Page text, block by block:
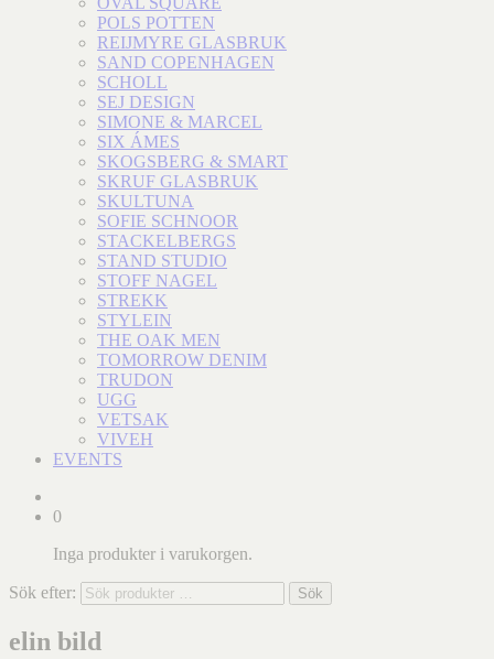
POLS POTTEN
REIJMYRE GLASBRUK
SAND COPENHAGEN
SCHOLL
SEJ DESIGN
SIMONE & MARCEL
SIX ÁMES
SKOGSBERG & SMART
SKRUF GLASBRUK
SKULTUNA
SOFIE SCHNOOR
STACKELBERGS
STAND STUDIO
STOFF NAGEL
STREKK
STYLEIN
THE OAK MEN
TOMORROW DENIM
TRUDON
UGG
VETSAK
VIVEH
EVENTS
0
Inga produkter i varukorgen.
Sök efter: Sök
elin bild